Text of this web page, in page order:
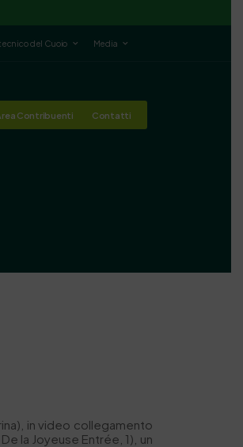
del Cuoio Media
Contribuenti Contatti
in video collegamento
la Joyeuse Entrée, 1), un